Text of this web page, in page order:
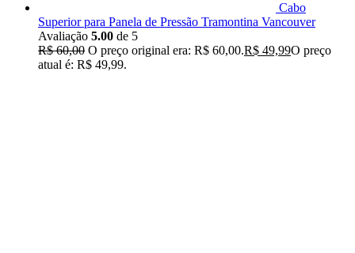
Cabo
Superior para Panela de Pressão Tramontina Vancouver
Avaliação 5.00 de 5
R$60,00 O preço original era: R$ 60,00.R$ 49,99O preço
atual é: R$ 49,99.